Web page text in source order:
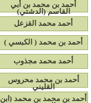
أحمد بن محمد بن أبي
القاسم (الدشتي)
أحمد محمد القزعل
أحمد بن محمد ( الكبسي )
أحمد محمد مجذوب
أحمد بن محمد محروس
القليني
أحمد بن محمد بن محمد (ابن